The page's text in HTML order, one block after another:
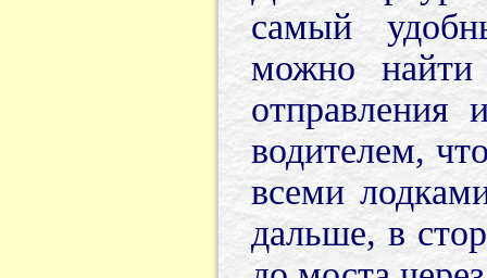
самый
можно
отправления
водителем,
всеми
дальше, в